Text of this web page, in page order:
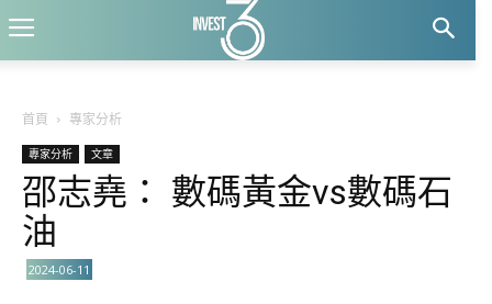
首頁 專家分析
專家分析 文章
邵志堯： 數碼黃金vs數碼石
油
2024-06-11